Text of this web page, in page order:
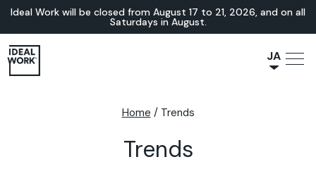
Ideal Work will be closed from August 17 to 21, 2026, and on all
Saturdays in August.
JA
Home / Trends
Trends